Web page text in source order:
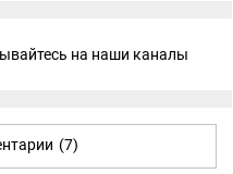
на наши каналы
(7)